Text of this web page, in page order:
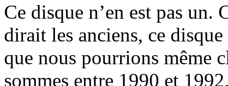
Ce disque n’en est pas un.
dirait les anciens, ce
que nous pourrions même
sommes entre 1990 et